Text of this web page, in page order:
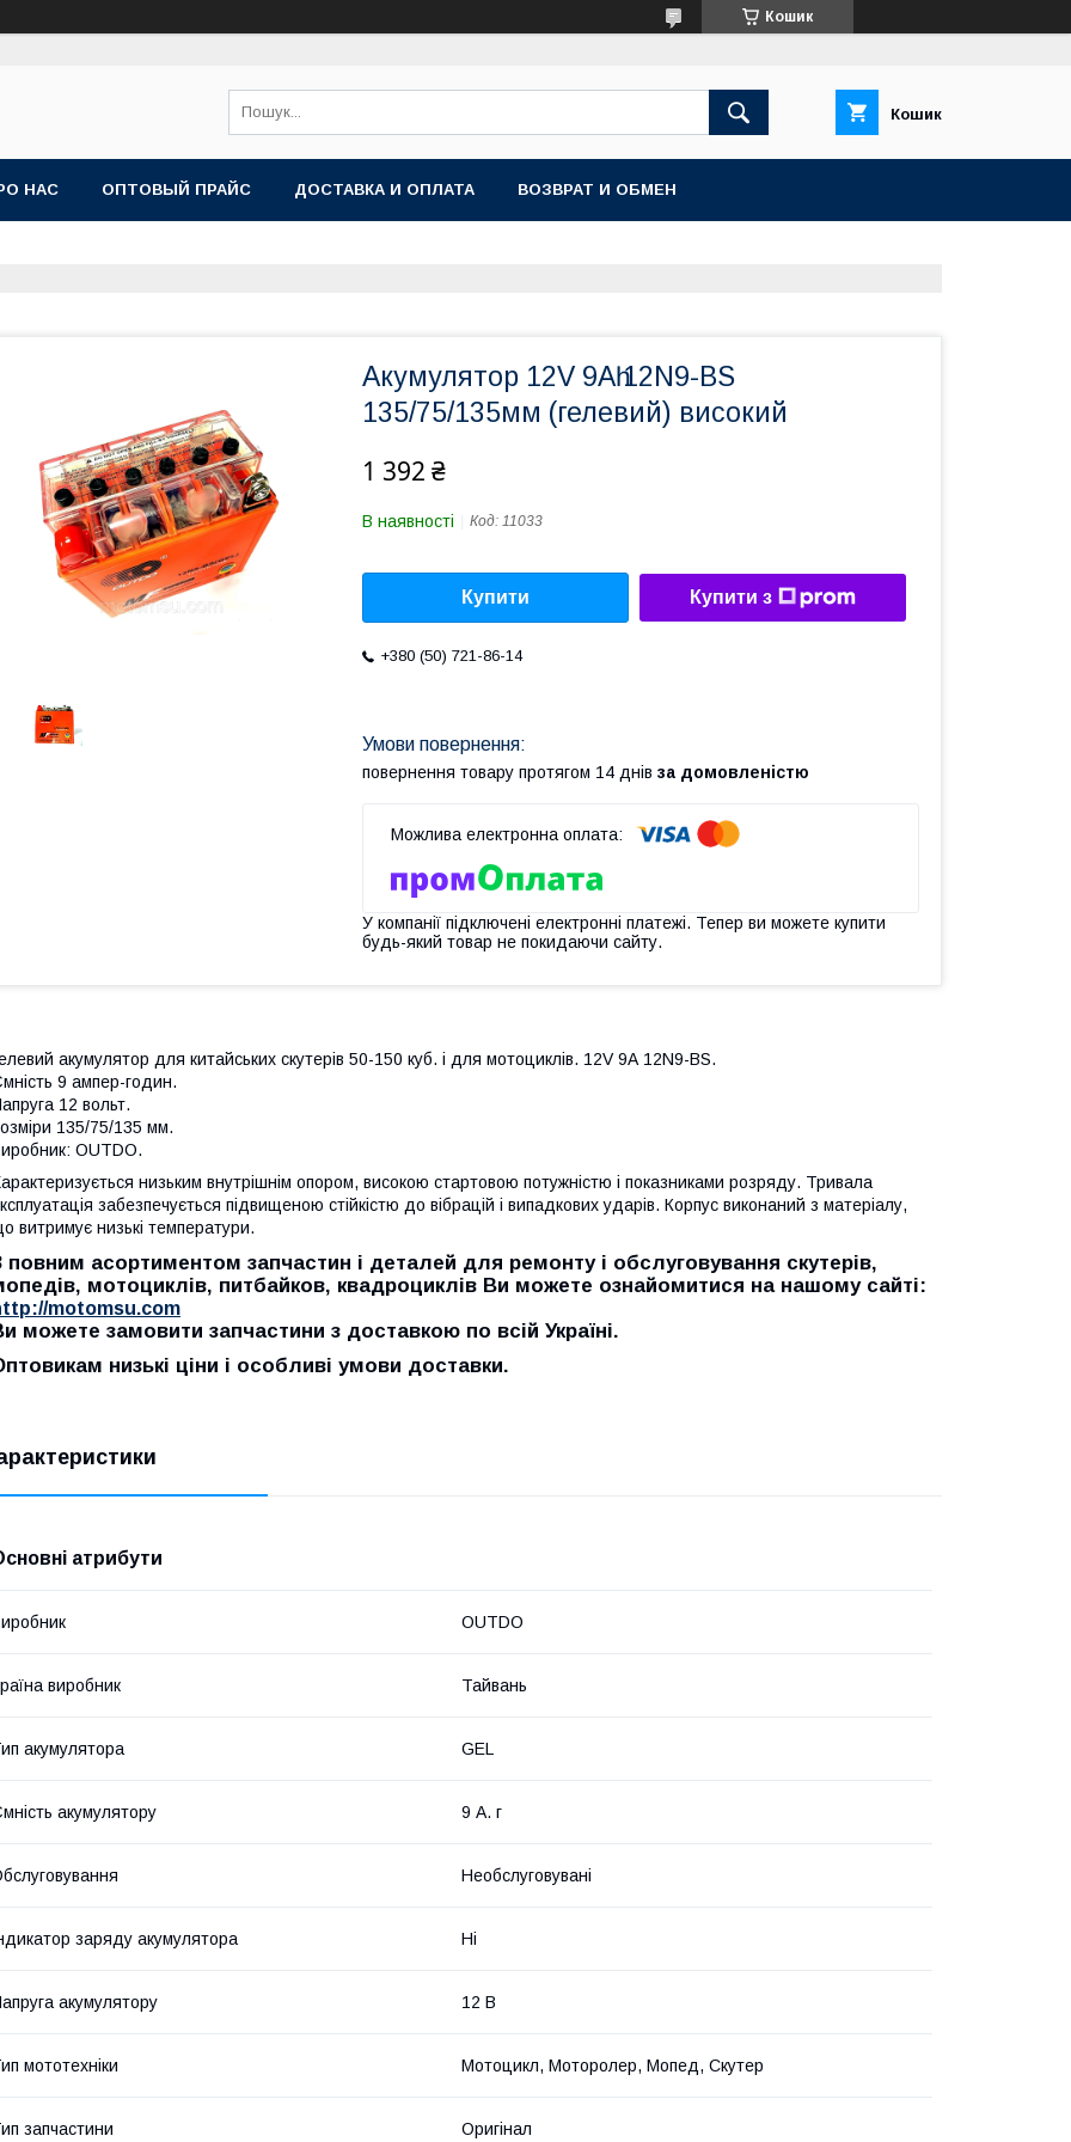
Кошик
Кошик
НАС ОПТОВЫЙ ПРАЙС ДОСТАВКА И ОПЛАТА ВОЗВРАТ И ОБМЕН
Акумулятор 12V 9Аһ 12N9-BS
135/75/135мм (гелевий) високий
1 392 ₴
В наявності Код: 11033
Купити Купити з
+380 (50) 721-86-14
повернення товару протягом 14 днів за домовленістю
У компанії підключені електронні платежі. Тепер ви можете купити
будь-який товар не покидаючи сайту.
акумулятор для китайських скутерів 50-150 куб. і для мотоциклів. 12V 9Аһ 12N9-BS.
9 ампер-годин.
12 вольт.
135/75/135 мм.
OUTDO.
низьким внутрішнім опором, високою стартовою потужністю і показниками розряду. Тривала
забезпечується підвищеною стійкістю до вібрацій і випадкових ударів. Корпус виконаний з матеріалу,
витримує низькі температури.
повним асортиментом запчастин і деталей для ремонту і обслуговування скутерів,
мотоциклів, питбайков, квадроциклів Ви можете ознайомитися на нашому сайті:
motomsu.com
можете замовити запчастини з доставкою по всій Україні.
низькі ціни і особливі умови доставки.
атрибути
OUTDO
виробник Тайвань
акумулятора GEL
акумулятору 9 А. г
Необслуговувані
заряду акумулятора Ні
акумулятору 12 В
мототехніки Мотоцикл, Моторолер, Мопед, Скутер
запчастини Оригінал